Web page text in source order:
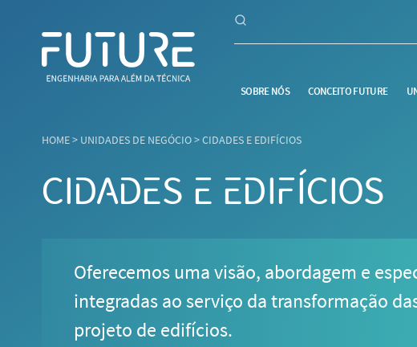
SOBRE NÓS CONCEITO FUTURE
HOME> UNIDADES DE NEGÓCIO>CIDADES E EDIFÍCIOS
CIDADES E EDIFÍCIOS
Oferecemos uma visão, abordagem e
integradas ao serviço da transformação
projeto de edifícios.